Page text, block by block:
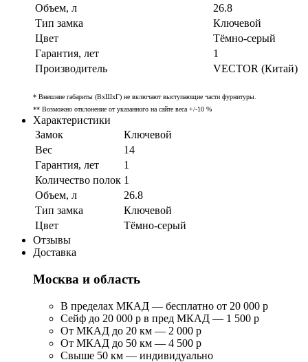
Объем, л
26.8
Тип замка
Ключевой
Цвет
Тёмно-серый
Гарантия, лет
1
Производитель
VECTOR (Китай)
* Внешние габариты (ВхШхГ) не включают выступающие части фурнитуры.
** Возможно отклонение от указанного на сайте веса +/-10 %
Характеристики
Замок
Ключевой
Вес
14
Гарантия, лет
1
Количество полок 1
Объем, л
26.8
Тип замка
Ключевой
Цвет
Тёмно-серый
Отзывы
Доставка
Москва и область
В пределах МКАД — бесплатно от 20 000 р
Сейф до 20 000 р в пред МКАД — 1 500 р
От МКАД до 20 км — 2 000 р
От МКАД до 50 км — 4 500 р
Свыше 50 км — индивидуально